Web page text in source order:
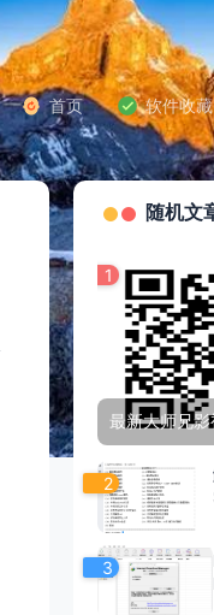
首页 软件收藏
随机文
1
最新大师兄
2
3